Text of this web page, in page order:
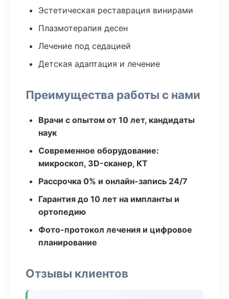
Эстетическая реставрация винирами
Плазмотерапия десен
Лечение под седацией
Детская адаптация и лечение
Преимущества работы с нами
Врачи с опытом от 10 лет, кандидаты
наук
Современное оборудование:
микроскоп, 3D-сканер, КТ
Рассрочка 0% и онлайн-запись 24/7
Гарантия до 10 лет на импланты и
ортопедию
Фото-протокол лечения и цифровое
планирование
Отзывы клиентов